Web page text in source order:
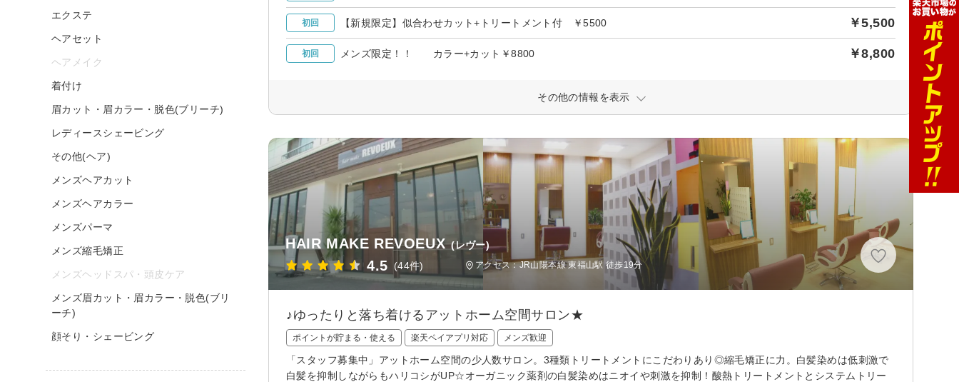
初回 【新規限定】似合わせカット+トリートメント付 ￥5500 ￥5,500
初回 メンズ限定！！ カラー+カット￥8800 ￥8,800
その他の情報を表示
HAIR MAKE REVOEUX (レヴー)
4.5 (44件) アクセス：JR山陽本線 東福山駅 徒歩19分
♪ゆったりと落ち着けるアットホーム空間サロン★
ポイントが貯まる・使える 楽天ペイアプリ対応 メンズ歓迎
「スタッフ募集中」アットホーム空間の少人数サロン。3種類トリートメントにこだわりあり◎縮毛矯正に力。白髪染めは低刺激で
白髪を抑制しながらもハリコシがUP☆オーガニック薬剤の白髪染めはニオイや刺激を抑制！酸熱トリートメントとシステムトリー
エクステ
ヘアセット
ヘアメイク
着付け
眉カット・眉カラー・脱色(ブリーチ)
レディースシェービング
その他(ヘア)
メンズヘアカット
メンズヘアカラー
メンズパーマ
メンズ縮毛矯正
メンズヘッドスパ・頭皮ケア
メンズ眉カット・眉カラー・脱色(ブリ
ーチ)
顔そり・シェービング